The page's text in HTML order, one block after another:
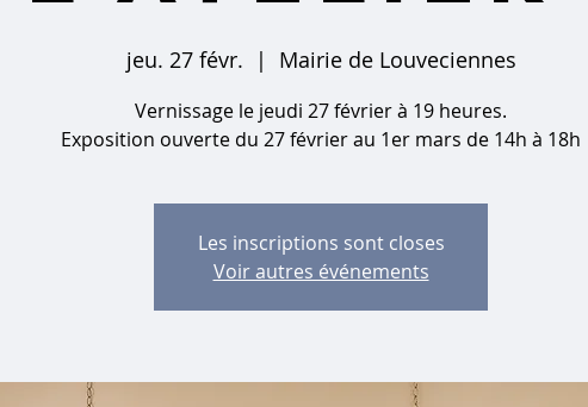
jeu. 27 févr.
  |
Mairie de Louveciennes
Vernissage le jeudi 27 février à 19 heures.
Exposition ouverte du 27 février au 1er mars de 14h à 18h
Les inscriptions sont closes
Voir autres événements